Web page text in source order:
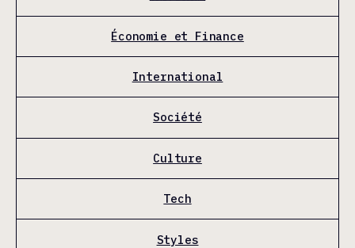
Économie et Finance
International
Société
Culture
Tech
Styles